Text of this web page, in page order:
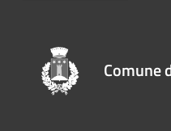
Comune